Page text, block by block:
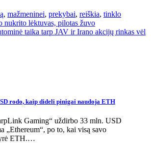
, mažmeninei, prekybai, reiškia, tinklo
nukrito lėktuvas, pilotas žuvo
taika tarp JAV ir Irano akcijų rinkas vėl
rodo, kaip dideli pinigai naudoja ETH
Gaming“ uždirbo 33 mln. USD
„Ethereum“, po to, kai visą savo
ETH.…